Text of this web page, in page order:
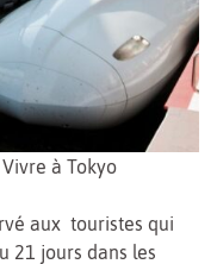
à Tokyo
aux touristes qui
21 jours dans les